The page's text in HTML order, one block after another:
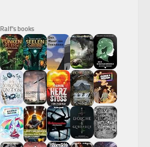
Ralf's books